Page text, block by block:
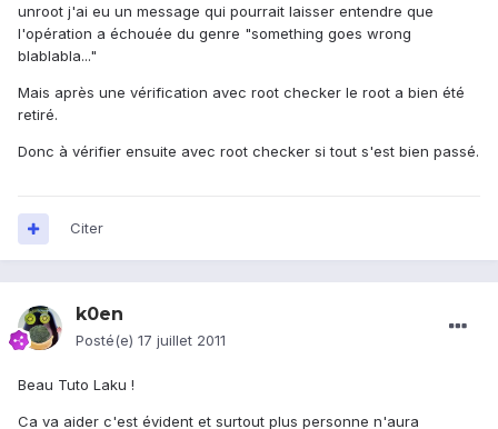
unroot j'ai eu un message qui pourrait laisser entendre que
l'opération a échouée du genre "something goes wrong
blablabla..."
Mais après une vérification avec root checker le root a bien été
retiré.
Donc à vérifier ensuite avec root checker si tout s'est bien passé.
Citer
k0en
Posté(e) 17 juillet 2011
Beau Tuto Laku !
Ca va aider c'est évident et surtout plus personne n'aura